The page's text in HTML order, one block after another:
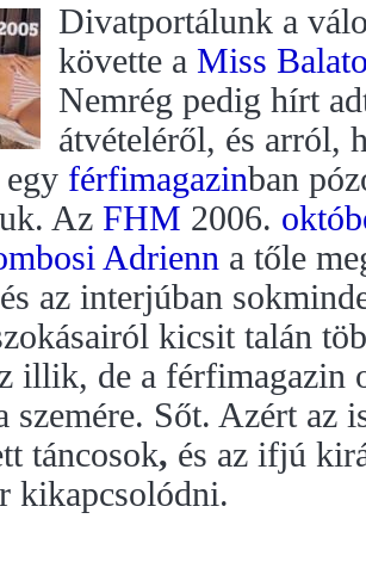
Divatportálunk a
követte a Miss
Nemrég pedig hírt
átvételéről, és arról,
egy férfimagazinban
Az FHM 2006.
Adrienn a tőle
az interjúban
kicsit talán
illik, de a férfimagazin
szemére. Sőt. Azért az
táncosok, és az ifjú
kikapcsolódni.